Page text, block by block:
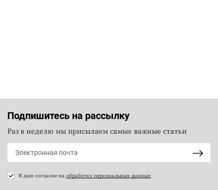
Подпишитесь на рассылку
Раз в неделю мы присылаем самые важные статьи
Я даю согласие на обработку персональных данных